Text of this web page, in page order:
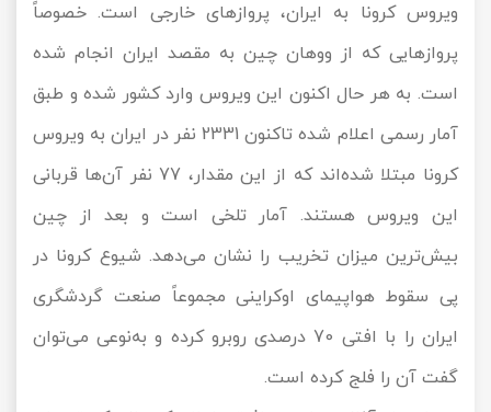
ویروس کرونا به ایران، پروازهای خارجی است. خصوصاً
پروازهایی که از ووهان چین به مقصد ایران انجام شده
است. به هر حال اکنون این ویروس وارد کشور شده و طبق
آمار رسمی اعلام شده تاکنون 2331 نفر در ایران به ویروس
کرونا مبتلا شده‌اند که از این مقدار، 77 نفر آن‌ها قربانی
این ویروس هستند. آمار تلخی است و بعد از چین
بیش‌ترین میزان تخریب را نشان می‌دهد. شیوع کرونا در
پی سقوط هواپیمای اوکراینی مجموعاً صنعت گردشگری
ایران را با افتی 70 درصدی روبرو کرده و به‌نوعی می‌توان
گفت آن را فلج کرده است.